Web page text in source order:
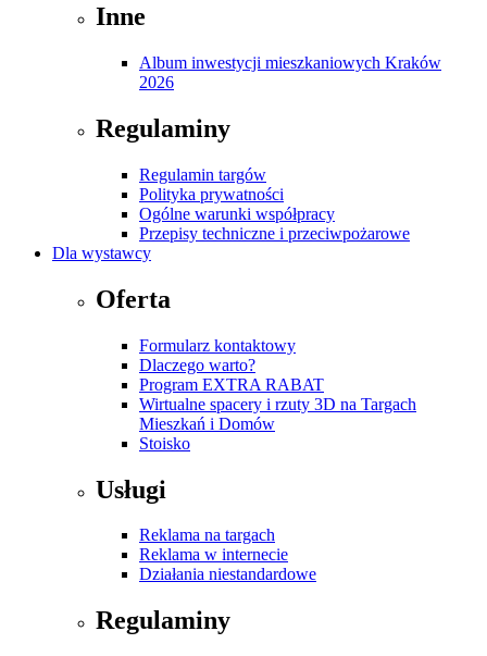
Inne
Album inwestycji mieszkaniowych Kraków
2026
Regulaminy
Regulamin targów
Polityka prywatności
Ogólne warunki współpracy
Przepisy techniczne i przeciwpożarowe
Dla wystawcy
Oferta
Formularz kontaktowy
Dlaczego warto?
Program EXTRA RABAT
Wirtualne spacery i rzuty 3D na Targach
Mieszkań i Domów
Stoisko
Usługi
Reklama na targach
Reklama w internecie
Działania niestandardowe
Regulaminy